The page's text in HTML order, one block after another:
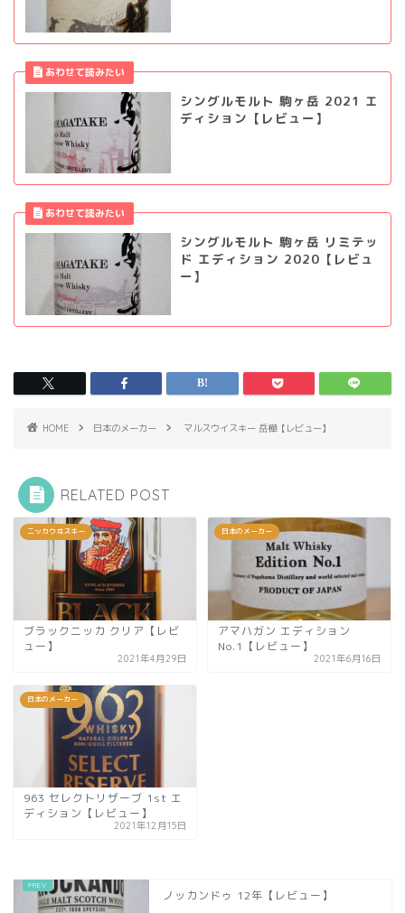
シングルモルト 駒ヶ岳 2021 エ
ディション【レビュー】
シングルモルト 駒ヶ岳 リミテッ
ド エディション 2020【レビュ
ー】
HOME 日本のメーカー マルスウイスキー 岳樺【レビュー】
RELATED POST
ニッカウヰスキー
ブラックニッカ クリア【レビ
ュー】
2021年4月29日
日本のメーカー
アマハガン エディション
No.1【レビュー】
2021年6月16日
日本のメーカー
963 セレクトリザーブ 1st エ
ディション【レビュー】
2021年12月15日
ノッカンドゥ 12年【レビュー】